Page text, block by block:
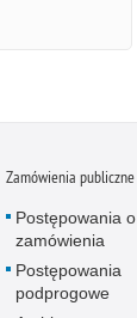
Zamówienia publiczne
Postępowania o
zamówienia
Postępowania
podprogowe